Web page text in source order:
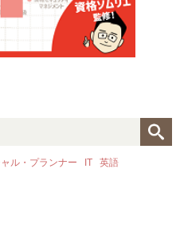
ル・プランナー IT 英語